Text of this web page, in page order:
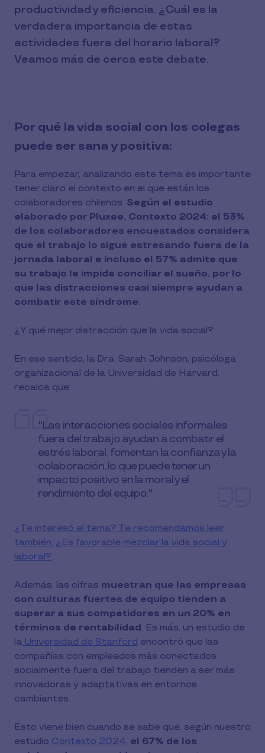
productividad y eficiencia. ¿Cuál es la
verdadera importancia de estas
actividades fuera del horario laboral?
Veamos más de cerca este debate.
Por qué la vida social con los colegas
puede ser sana y positiva:
Para empezar, analizando este tema es importante
tener claro el contexto en el que están los
colaboradores chilenos. Según el estudio
elaborado por Pluxee, Contexto 2024: el 53%
de los colaboradores encuestados considera
que el trabajo lo sigue estresando fuera de la
jornada laboral e incluso el 57% admite que
su trabajo le impide conciliar el sueño, por lo
que las distracciones casi siempre ayudan a
combatir este síndrome.
¿Y qué mejor distracción que la vida social?
En ese sentido, la Dra. Sarah Johnson, psicóloga
organizacional de la Universidad de Harvard,
recalca que:
"Las interacciones sociales informales
fuera del trabajo ayudan a combatir el
estrés laboral, fomentan la confianza y la
colaboración, lo que puede tener un
impacto positivo en la moral y el
rendimiento del equipo."
¿Te interesó el tema? Te recomendamos leer
también: ¿Es favorable mezclar la vida social y
laboral?
Además, las cifras muestran que las empresas
con culturas fuertes de equipo tienden a
superar a sus competidores en un 20% en
términos de rentabilidad. Es más, un estudio de
la Universidad de Stanford encontró que las
compañías con empleados más conectados
socialmente fuera del trabajo tienden a ser más
innovadoras y adaptativas en entornos
cambiantes.
Esto viene bien cuando se sabe que, según nuestro
estudio Contexto 2024, el 67% de los